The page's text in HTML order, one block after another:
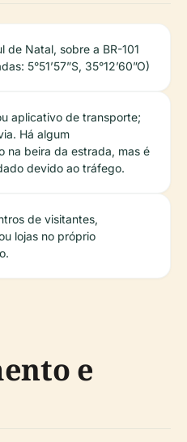
de Natal, sobre a BR-101
5°51’57”S, 35°12’60”O)
aplicativo de transporte;
Há algum
na beira da estrada, mas é
devido ao tráfego.
de visitantes,
lojas no próprio
e